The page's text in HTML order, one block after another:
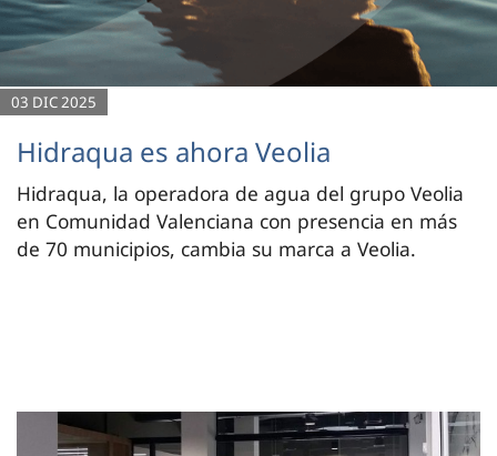
03 DIC 2025
Hidraqua es ahora Veolia
Hidraqua, la operadora de agua del grupo Veolia
en Comunidad Valenciana con presencia en más
de 70 municipios, cambia su marca a Veolia.